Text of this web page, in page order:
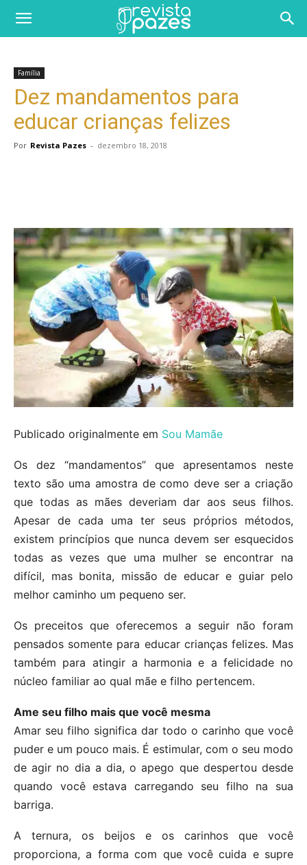
Família
Dez mandamentos para
educar crianças felizes
Por Revista Pazes - dezembro 18, 2018
Publicado originalmente em Sou Mamãe
Os dez “mandamentos” que apresentamos neste
texto são uma amostra de como deve ser a criação
que todas as mães deveriam dar aos seus filhos.
Apesar de cada uma ter seus próprios métodos,
existem princípios que nunca devem ser esquecidos
todas as vezes que uma mulher se encontrar na
difícil, mas bonita, missão de educar e guiar pelo
melhor caminho um pequeno ser.
Os preceitos que oferecemos a seguir não foram
pensados somente para educar crianças felizes. Mas
também para atingir a harmonia e a felicidade no
núcleo familiar ao qual mãe e filho pertencem.
Ame seu filho mais que você mesma
Amar seu filho significa dar todo o carinho que você
puder e um pouco mais. É estimular, com o seu modo
de agir no dia a dia, o apego que despertou desde
quando você estava carregando seu filho na sua
barriga.
A ternura, os beijos e os carinhos que você
proporciona, a forma com que você cuida e supre